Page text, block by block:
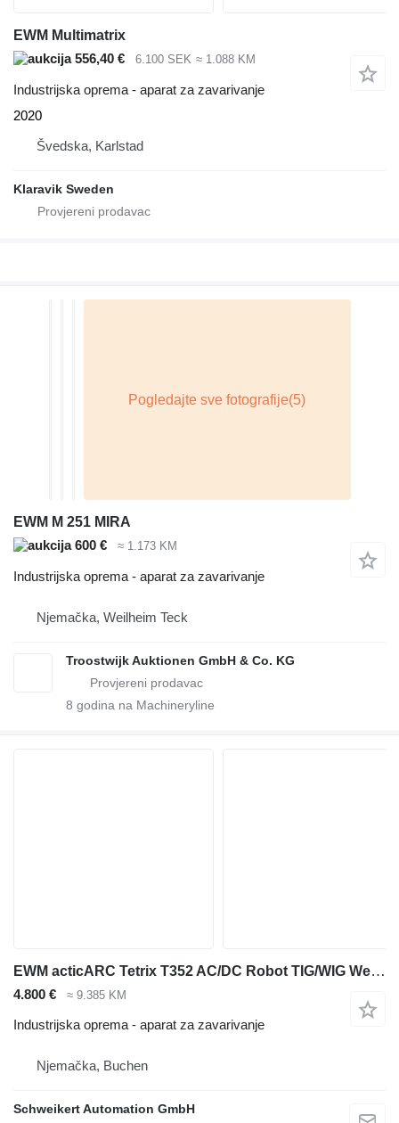
EWM Multimatrix
556,40 €
6.100 SEK ≈ 1.088 KM
Industrijska oprema - aparat za zavarivanje
2020
Švedska, Karlstad
Klaravik Sweden
EWM M 251 MIRA
600 €
≈ 1.173 KM
Industrijska oprema - aparat za zavarivanje
Njemačka, Weilheim Teck
Troostwijk Auktionen GmbH & Co. KG
8 godina na Machineryline
EWM acticARC Tetrix T352 AC/DC Robot TIG/WIG Welding Machine with Co
4.800 € ≈ 9.385 KM
Industrijska oprema - aparat za zavarivanje
Njemačka, Buchen
Schweikert Automation GmbH